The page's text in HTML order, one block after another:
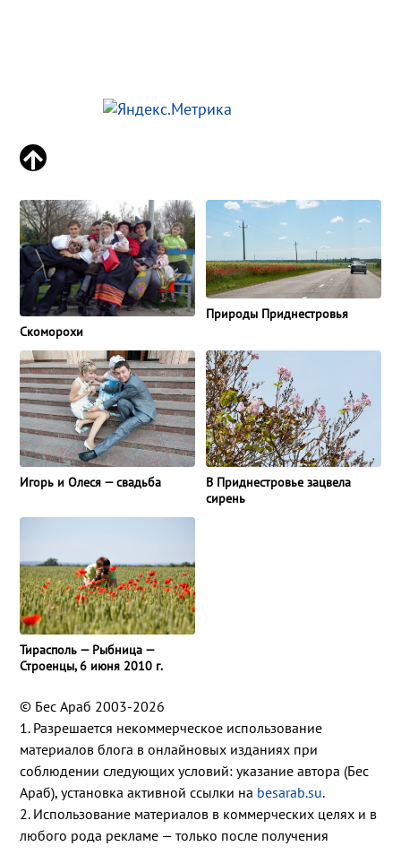
Скоморохи
Природы Приднестровья
Игорь и Олеся — свадьба
В Приднестровье зацвела
сирень
Тирасполь — Рыбница —
Строенцы, 6 июня 2010 г.
© Бес Араб 2003-2026
1. Разрешается некоммерческое использование
материалов блога в онлайновых изданиях при
соблюдении следующих условий: указание автора (Бес
Араб), установка активной ссылки на besarab.su.
2. Использование материалов в коммерческих целях и в
любого рода рекламе — только после получения